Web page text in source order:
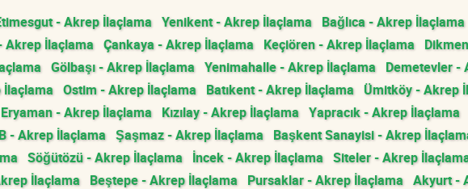
- Akrep İlaçlama Yenikent - Akrep İlaçlama Bağlıca - Akrep İlaçlama
Akrep İlaçlama Çankaya - Akrep İlaçlama Keçiören - Akrep İlaçlama
Gölbaşı - Akrep İlaçlama Yenimahalle - Akrep İlaçlama Demetevler -
İlaçlama Ostim - Akrep İlaçlama Batıkent - Akrep İlaçlama Ümitköy - Akrep
Eryaman - Akrep İlaçlama Kızılay - Akrep İlaçlama Yapracık - Akrep İlaçlama
- Akrep İlaçlama Şaşmaz - Akrep İlaçlama Başkent Sanayisi - Akrep
Söğütözü - Akrep İlaçlama İncek - Akrep İlaçlama Siteler - Akrep
İlaçlama Beştepe - Akrep İlaçlama Pursaklar - Akrep İlaçlama Akyurt -